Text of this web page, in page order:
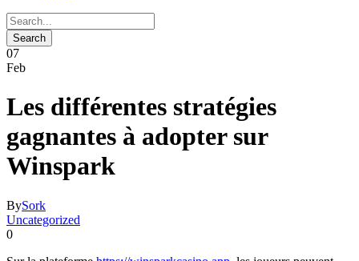
07
Feb
Les différentes stratégies
gagnantes à adopter sur
Winspark
BySork
Uncategorized
0